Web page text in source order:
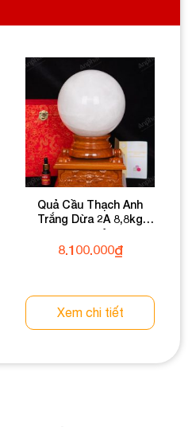
Quả Cầu Thạch Anh
Trắng Dừa 2A 8,8kg
011-0882A-8,8
8.100.000₫
Xem chi tiết